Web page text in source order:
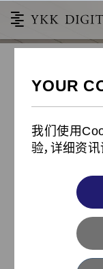
我们使用
验，详细资
带插入